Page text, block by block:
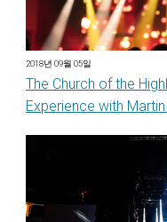
2018년 09월 05일
The Church of the
Experience with